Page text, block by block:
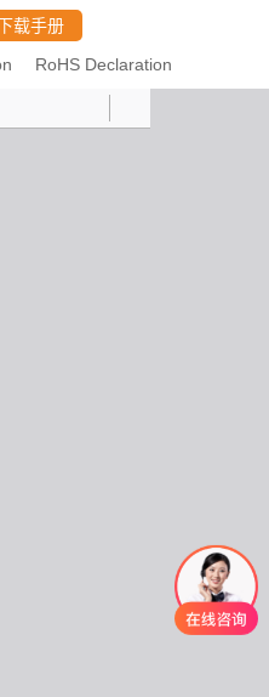
载手册
RoHS Declaration